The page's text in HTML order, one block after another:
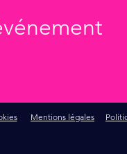
Mentions légales